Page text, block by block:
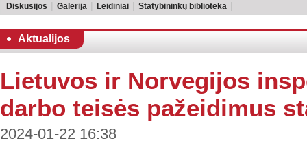
Diskusijos
Galerija Leidiniai Statybininkų biblioteka
Aktualijos
Lietuvos ir Norvegijos
darbo teisės pažeidimus
2024-01-22 16:38